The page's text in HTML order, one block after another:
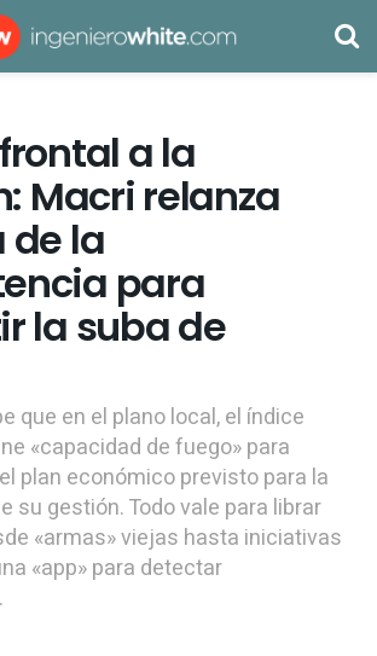
a la
Macri relanza
de la
para
la suba de
que en el plano local, el índice
«capacidad de fuego» para
plan económico previsto para la
su gestión. Todo vale para librar
«armas» viejas hasta iniciativas
«app» para detectar